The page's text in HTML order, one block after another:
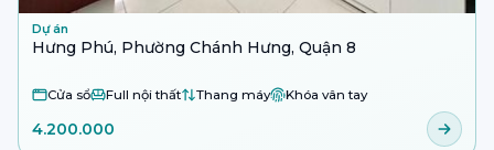
Dự án
Hưng Phú, Phường Chánh Hưng, Quận 8
Cửa sổ Full nội thất Thang máy Khóa vân tay
4.200.000